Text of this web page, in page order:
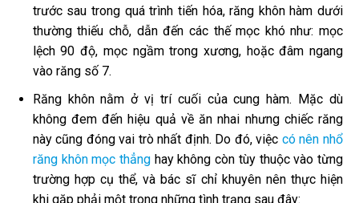
trước sau trong quá trình tiến hóa, răng khôn hàm dưới
thường thiếu chỗ, dẫn đến các thế mọc khó như: mọc
lệch 90 độ, mọc ngầm trong xương, hoặc đâm ngang
vào răng số 7.
Răng khôn nằm ở vị trí cuối của cung hàm. Mặc dù
không đem đến hiệu quả về ăn nhai nhưng chiếc răng
này cũng đóng vai trò nhất định. Do đó, việc có nên nhổ
răng khôn mọc thẳnghay không còn tùy thuộc vào từng
trường hợp cụ thể, và bác sĩ chỉ khuyên nên thực hiện
khi gặp phải một trong những tình trạng sau đây: